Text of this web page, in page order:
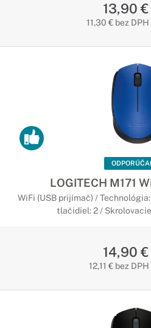
13,90 €
11,30 € bez DPH
LOGITECH M171
WiFi (USB prijímač) /
tlačidiel: 2 /
14,90 €
12,11 € bez DPH